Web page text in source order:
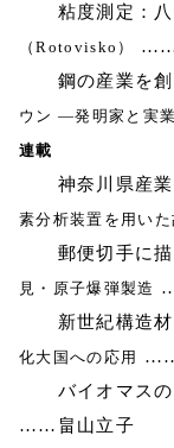
粘度測定：八
（Rotovisko）
鋼の産業を創
ウン ―発明家と実
連載
神奈川県産業
素分析装置を用いた
郵便切手に描
見・原子爆弾製造
新世紀構造材
化大国への応用
バイオマスの
……畠山立子